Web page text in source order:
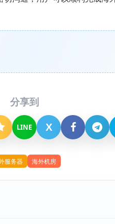
分享到
LINE X
服务器 海外机房